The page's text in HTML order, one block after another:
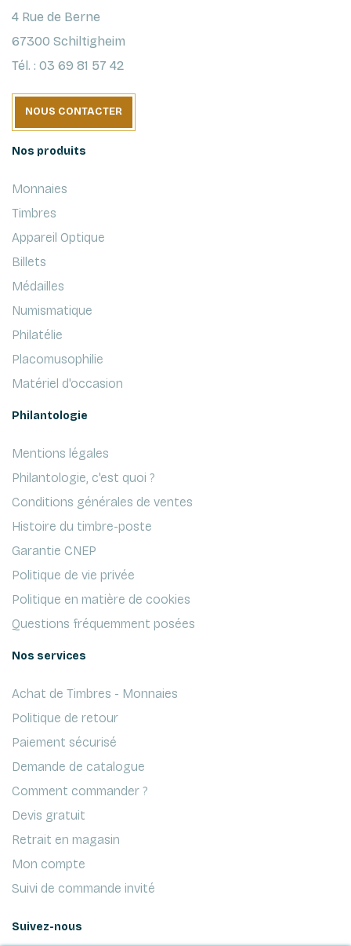
4 Rue de Berne
67300 Schiltigheim
Tél. : 03 69 81 57 42
NOUS CONTACTER
Nos produits
Monnaies
Timbres
Appareil Optique
Billets
Médailles
Numismatique
Philatélie
Placomusophilie
Matériel d'occasion
Philantologie
Mentions légales
Philantologie, c'est quoi ?
Conditions générales de ventes
Histoire du timbre-poste
Garantie CNEP
Politique de vie privée
Politique en matière de cookies
Questions fréquemment posées
Nos services
Achat de Timbres - Monnaies
Politique de retour
Paiement sécurisé
Demande de catalogue
Comment commander ?
Devis gratuit
Retrait en magasin
Mon compte
Suivi de commande invité
Suivez-nous